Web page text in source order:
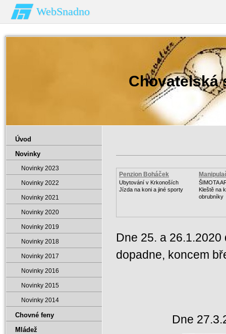
WebSnadno
Chovatelská
Penzion Boháček
Ubytování v Krkonoších
Jízda na koni a jiné sporty
ŠIMOTA
Kleště na
obrubníky
Dne 25. a
dopadne, koncem
Dne
Úvod
Novinky
Novinky 2023
Novinky 2022
Novinky 2021
Novinky 2020
Novinky 2019
Novinky 2018
Novinky 2017
Novinky 2016
Novinky 2015
Novinky 2014
Chovné feny
Mládež